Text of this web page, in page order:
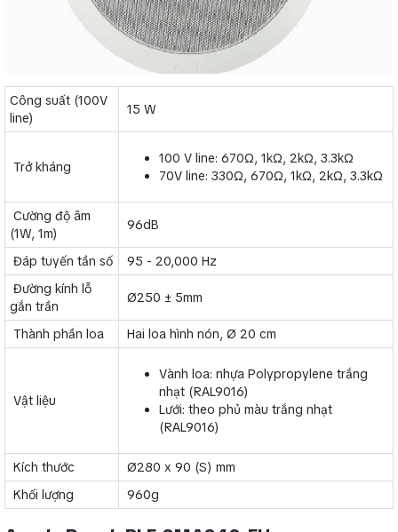
Công suất (100V
line)
15 W
Trở kháng
100 V line: 670Ω, 1kΩ, 2kΩ, 3.3kΩ
70V line: 330Ω, 670Ω, 1kΩ, 2kΩ, 3.3kΩ
Cường độ âm
(1W, 1m)
96dB
Đáp tuyến tần số
95 - 20,000 Hz
Đường kính lỗ
gắn trần
Ø250 ± 5mm
Thành phần loa Hai loa hình nón, Ø 20 cm
Vật liệu
Vành loa: nhựa Polypropylene trắng
nhạt (RAL9016)
Lưới: theo phủ màu trắng nhạt
(RAL9016)
Kích thước
Ø280 x 90 (S) mm
Khối lượng
960g